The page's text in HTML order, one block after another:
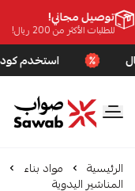
توصيل مجاني!
للطلبات الأكثر من 200 ريال!
استخدم كود SWB لخصم إضافي + شحن مجاني للطلبات فوق 200 ريال
صواب
الرئيسية مواد بناء
المناشير اليدوية